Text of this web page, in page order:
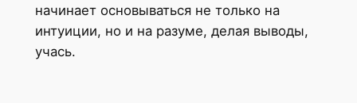
начинает основываться не только на
интуиции, но и на разуме, делая выводы,
учась.